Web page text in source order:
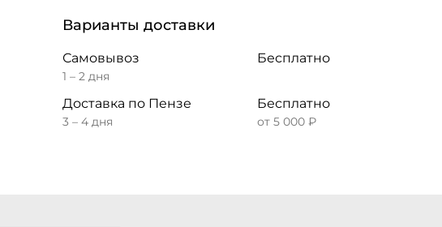
Варианты доставки
Самовывоз
1 – 2 дня
Бесплатно
Доставка по Пензе
3 – 4 дня
Бесплатно
от 5 000 ₽